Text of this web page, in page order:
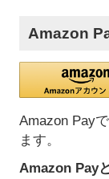
Amazon
Amazon Pay
ます。
Amazon Pay